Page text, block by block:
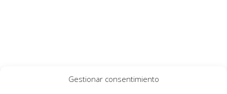
Gestionar consentimiento